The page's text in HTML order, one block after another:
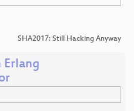
SHA2017: Still Hacking Anyway